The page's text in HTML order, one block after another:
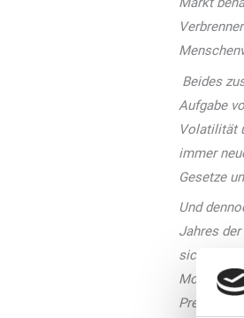
Beides
Aufgabe
Volatilität
immer
Gesetze
Und
Jahres
sich aber
Preis im